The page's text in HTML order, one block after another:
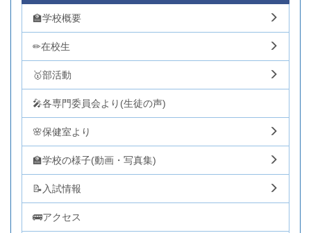
🏫学校概要
✏在校生
🥇部活動
🎤各専門委員会より(生徒の声)
🌸保健室より
🏫学校の様子(動画・写真集)
📝入試情報
🚌アクセス